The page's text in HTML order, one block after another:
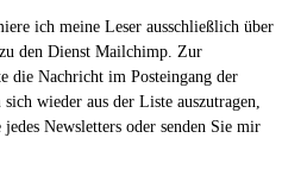
ich meine Leser ausschließlich über
den Dienst Mailchimp. Zur
die Nachricht im Posteingang der
wieder aus der Liste auszutragen,
Newsletters oder senden Sie mir